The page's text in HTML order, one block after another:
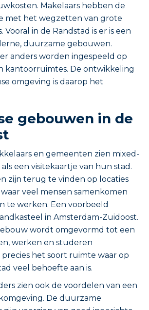
Makelaars hebben de
met het wegzetten van grote
Vooral in de Randstad is er is een
duurzame gebouwen.
anders worden ingespeeld op
kantoorruimtes. De ontwikkeling
omgeving is daarop het
gebouwen in de
en gemeenten zien mixed-
een visitekaartje van hun stad.
zijn terug te vinden op locaties
veel mensen samenkomen
te werken. Een voorbeeld
in Amsterdam-Zuidoost.
wordt omgevormd tot een
werken en studeren
precies het soort ruimte waar op
veel behoefte aan is.
zien ook de voordelen van een
De duurzame